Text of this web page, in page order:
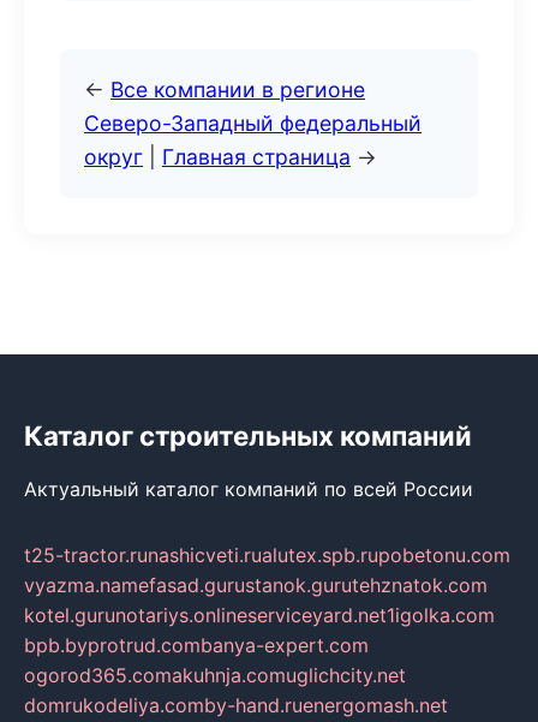
← Все компании в регионе
Северо-Западный федеральный
округ
Главная страница →
Каталог строительных компаний
Актуальный каталог компаний по всей России
t25-tractor.runashicveti.rualutex.spb.rupobetonu.com
vyazma.namefasad.gurustanok.gurutehznatok.com
kotel.gurunotariys.onlineserviceyard.net1igolka.com
bpb.byprotrud.combanya-expert.com
ogorod365.comakuhnja.comuglichcity.net
domrukodeliya.comby-hand.ruenergomash.net